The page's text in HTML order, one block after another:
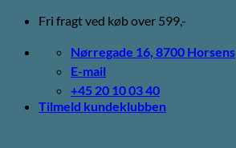
Fortsæt
indhold
Fri fragt ved køb over 599,-
Nørregade 16, 8700 Horsens
E-mail
+45 20 10 03 40
Tilmeld kundeklubben